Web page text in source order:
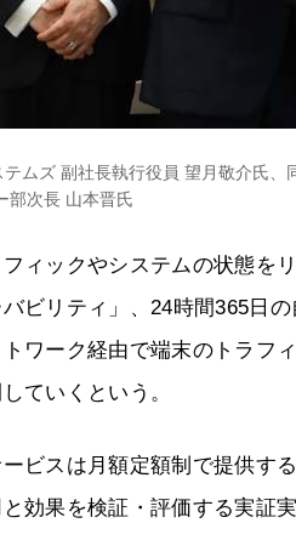
テムズ 副社長執行役員 望月敬介氏
部次長 山本晋氏
ィックやシステムの状態を
ビリティ」、24時間365日
ワーク経由で端末のトラフ
ていくという。
ビスは月額定額制で提供す
効果を検証・評価する実証